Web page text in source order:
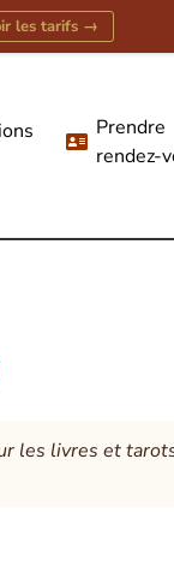
les tarifs →

Prendre
rendez-
les livres et